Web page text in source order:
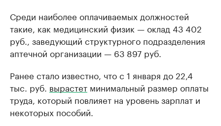
Среди наиболее оплачиваемых должностей
такие, как медицинский физик — оклад 43 402
руб., заведующий структурного подразделения
аптечной организации — 63 897 руб.
Ранее стало известно, что с 1 января до 22,4
тыс. руб. вырастет минимальный размер оплаты
труда, который повлияет на уровень зарплат и
некоторых пособий.